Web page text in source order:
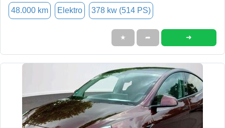
48.000 km Elektro 378 kw (514 PS)
★ ➦ ➜